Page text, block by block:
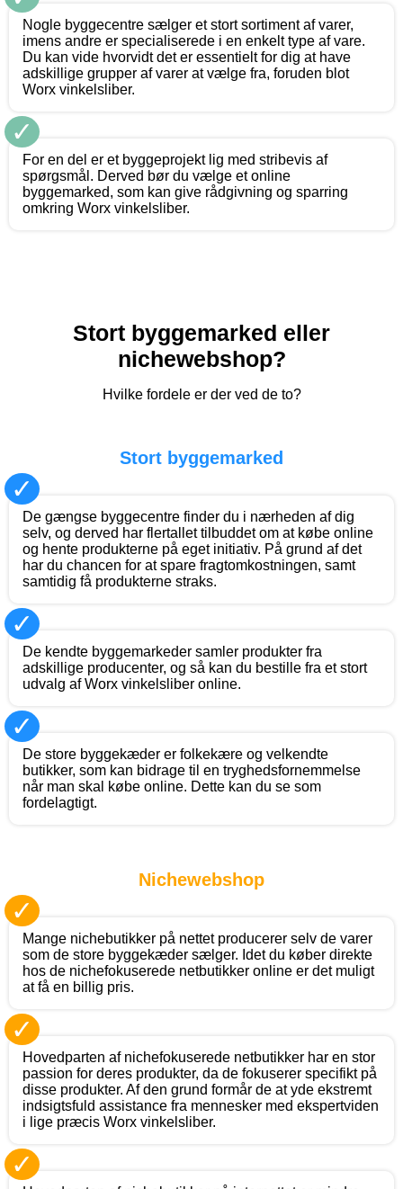
Nogle byggecentre sælger et stort sortiment af varer,
imens andre er specialiserede i en enkelt type af vare.
Du kan vide hvorvidt det er essentielt for dig at have
adskillige grupper af varer at vælge fra, foruden blot
Worx vinkelsliber.
✓
For en del er et byggeprojekt lig med stribevis af
spørgsmål. Derved bør du vælge et online
byggemarked, som kan give rådgivning og sparring
omkring Worx vinkelsliber.
Stort byggemarked eller
nichewebshop?
Hvilke fordele er der ved de to?
Stort byggemarked
✓
De gængse byggecentre finder du i nærheden af dig
selv, og derved har flertallet tilbuddet om at købe online
og hente produkterne på eget initiativ. På grund af det
har du chancen for at spare fragtomkostningen, samt
samtidig få produkterne straks.
✓
De kendte byggemarkeder samler produkter fra
adskillige producenter, og så kan du bestille fra et stort
udvalg af Worx vinkelsliber online.
✓
De store byggekæder er folkekære og velkendte
butikker, som kan bidrage til en tryghedsfornemmelse
når man skal købe online. Dette kan du se som
fordelagtigt.
Nichewebshop
✓
Mange nichebutikker på nettet producerer selv de varer
som de store byggekæder sælger. Idet du køber direkte
hos de nichefokuserede netbutikker online er det muligt
at få en billig pris.
✓
Hovedparten af nichefokuserede netbutikker har en stor
passion for deres produkter, da de fokuserer specifikt på
disse produkter. Af den grund formår de at yde ekstremt
indsigtsfuld assistance fra mennesker med ekspertviden
i lige præcis Worx vinkelsliber.
✓